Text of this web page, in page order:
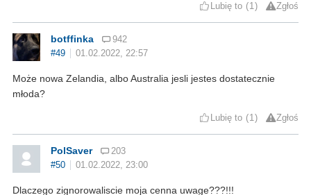
Lubię to 1 Zgłoś
botffinka
942
#49
01.02.2022, 22:57
Może nowa Zelandia, albo Australia jesli jestes dostatecznie
młoda?
Lubię to 1 Zgłoś
PolSaver
203
#50
01.02.2022, 23:00
Dlaczego zignorowaliscie moja cenna uwage???!!!